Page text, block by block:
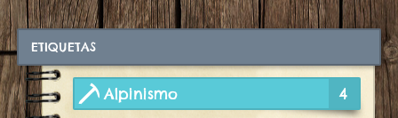
ETIQUETAS
Alpinismo 4